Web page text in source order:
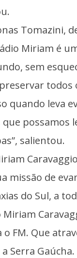
Tomazini,
Miriam é
sem
todos
quando leva
possamos
salientou.
missão de
do Sul, a
FM. Que
Serra